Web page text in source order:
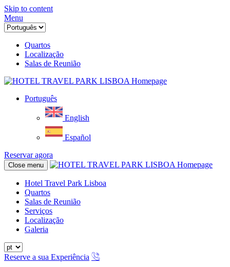
Skip to content
Menu
Quartos
Localização
Salas de Reunião
Português
English
Español
Reservar agora
Close menu
Hotel Travel Park Lisboa
Quartos
Salas de Reunião
Serviços
Localização
Galeria
Reserve a sua Experiência